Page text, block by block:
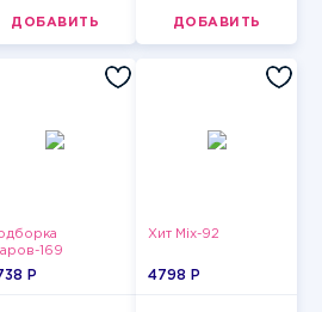
ДОБАВИТЬ ДОБАВИТЬ
169
P
Хит Mix-92
4798 P